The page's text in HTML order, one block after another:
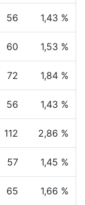
56 1,43 %
60 1,53 %
72 1,84 %
56 1,43 %
112 2,86 %
57 1,45 %
65 1,66 %